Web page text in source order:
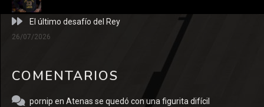
El último desafío del Rey
26/07/2026
COMENTARIOS
pornip en Atenas se quedó con una figurita difícil